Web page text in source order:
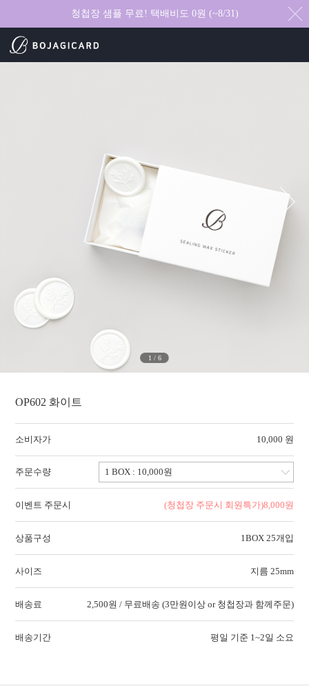
청첩장 샘플 무료! 택배비도 0원 (~8/31)
1 / 6
OP602 화이트
소비자가 10,000 원
주문수량
이벤트 주문시 (청첩장 주문시 회원특가)8,000원
상품구성 1BOX 25개입
사이즈 지름 25mm
배송료 2,500원 / 무료배송 (3만원이상 or 청첩장과 함께주문)
배송기간 평일 기준 1~2일 소요